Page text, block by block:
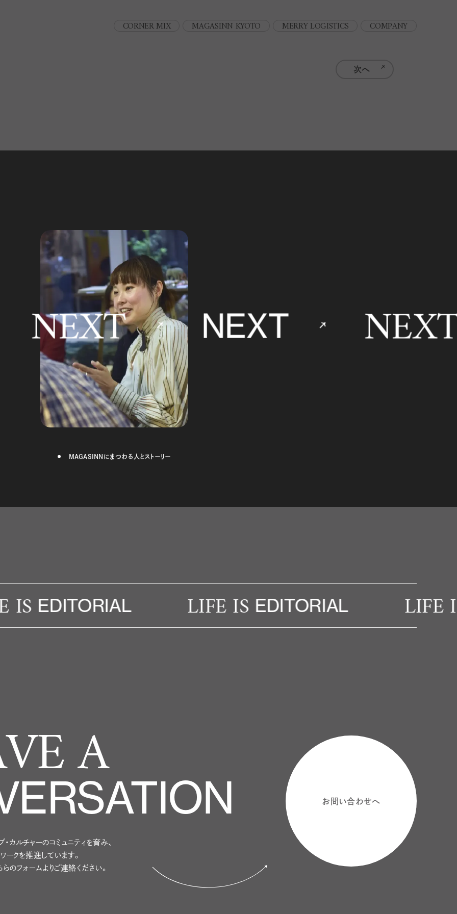
CORNER MIX MAGASINN KYOTO MERRY LOGISTICS COMPANY
次へ
NEXT NEXT NEXT
MAGASINNにまつわる人とストーリー
EDITORIAL LIFE ISEDITORIAL LIFE IS
A
カルチャーのコミュニティを育み、
ークを推進しています。
フォームよりご連絡ください。
お問い合わせへ